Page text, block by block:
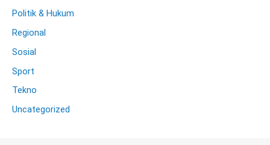
Politik & Hukum
Regional
Sosial
Sport
Tekno
Uncategorized